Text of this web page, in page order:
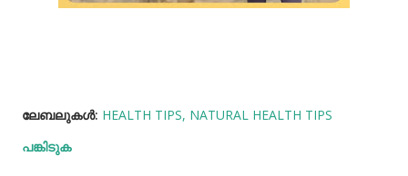
ലേബലുകള്‍: HEALTH TIPS NATURAL HEALTH TIPS
പങ്കിടുക